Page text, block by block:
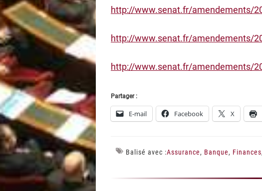
http://www.senat.fr/amendements/
http://www.senat.fr/amendements/
http://www.senat.fr/amendements/
Partager :
E-mail Facebook X
Balisé avec :Assurance, Banque, Finances,